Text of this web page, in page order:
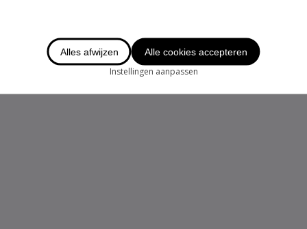
Alles afwijzen Alle cookies accepteren
Instellingen aanpassen